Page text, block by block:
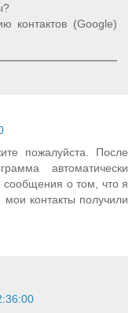
контактов (Google)
пожалуйста. После
автоматически
сообщения о том, что я
контакты получили